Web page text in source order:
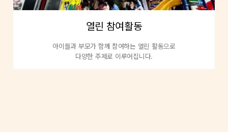
열린 참여활동
아이들과 부모가 함께 참여하는 열린 활동으로
다양한 주제로 이루어집니다.